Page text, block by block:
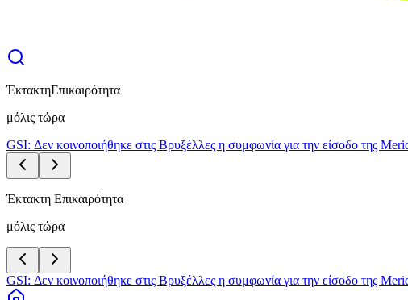
ΈκτακτηΕπικαιρότητα
μόλις τώρα
GSI: Δεν κοινοποιήθηκε στις Βρυξέλλες η συμφωνία για την είσοδο της
Έκτακτη Επικαιρότητα
μόλις τώρα
GSI: Δεν κοινοποιήθηκε στις Βρυξέλλες η συμφωνία για την είσοδο της